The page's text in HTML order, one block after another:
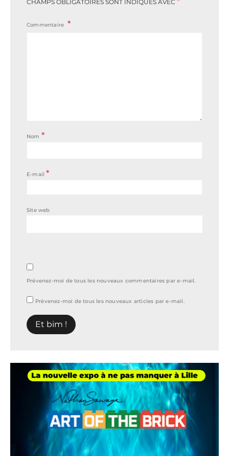
CHAMPS OBLIGATOIRES SONT INDIQUÉS AVEC
Commentaire
Nom *
E-mail*
Site web
Prévenez-moi de tous les nouveaux commentaires par e-mail.
Prévenez-moi de tous les nouveaux articles par e-mail.